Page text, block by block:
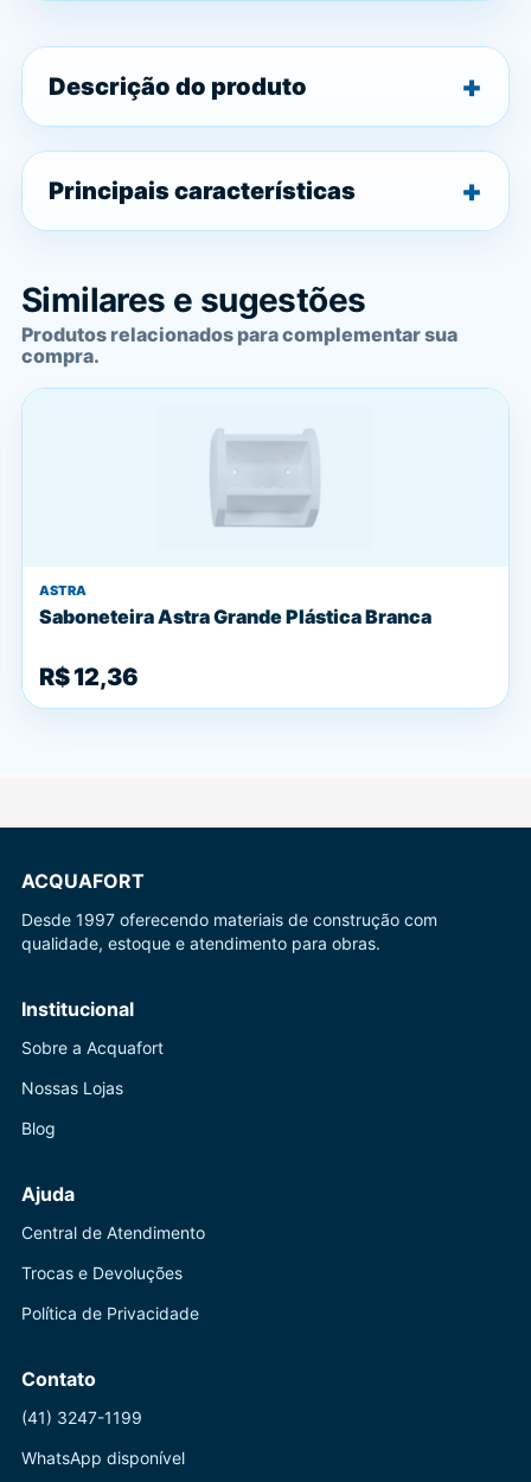
Descrição do produto
Principais características
Similares e sugestões
Produtos relacionados para complementar sua
compra.
ASTRA
Saboneteira Astra Grande Plástica Branca
R$ 12,36
ACQUAFORT
Desde 1997 oferecendo materiais de construção com
qualidade, estoque e atendimento para obras.
Institucional
Sobre a Acquafort
Nossas Lojas
Blog
Ajuda
Central de Atendimento
Trocas e Devoluções
Política de Privacidade
Contato
(41) 3247-1199
WhatsApp disponível